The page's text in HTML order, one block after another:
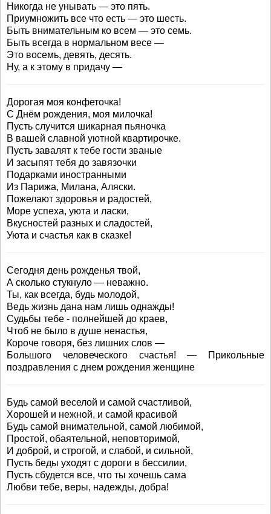
Никогда не унывать — это пять.
Приумножить все что есть — это шесть.
Быть внимательным ко всем — это семь.
Быть всегда в нормальном весе —
Это восемь, девять, десять.
Ну, а к этому в придачу —
Дорогая моя конфеточка!
С Днём рождения, моя милочка!
Пусть случится шикарная пьяночка
В вашей славной уютной квартирочке.
Пусть завалят к тебе гости званые
И засыпят тебя до завязочки
Подарками иностранными
Из Парижа, Милана, Аляски.
Пожелают здоровья и радостей,
Море успеха, уюта и ласки,
Вкусностей разных и сладостей,
Уюта и счастья как в сказке!
Сегодня день рожденья твой,
А сколько стукнуло — неважно.
Ты, как всегда, будь молодой,
Ведь жизнь дана нам лишь однажды!
Судьбы тебе - полнейшей до краев,
Чтоб не было в душе ненастья,
Короче говоря, без лишних слов —
Большого человеческого счастья! — Прикольные
поздравления с днем рождения женщине
Будь самой веселой и самой счастливой,
Хорошей и нежной, и самой красивой
Будь самой внимательной, самой любимой,
Простой, обаятельной, неповторимой,
И доброй, и строгой, и слабой, и сильной,
Пусть беды уходят с дороги в бессилии,
Пусть сбудется все, что ты хочешь сама
Любви тебе, веры, надежды, добра!